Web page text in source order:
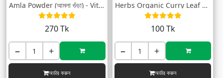
Amla Powder (আমলা গুঁড়া) - Vitamin C Ric...
270 Tk
− +
অর্ডার করুন
Herbs Organic Curry Leaf Powder (কারি পা...
100 Tk
− +
অর্ডার করুন